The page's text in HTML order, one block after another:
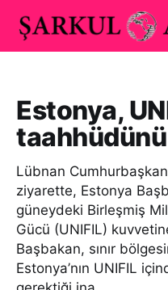
Estonya,
Lübnan
ziyarette, Estonya
güneydeki Birleşmiş
Gücü (UNIFIL)
Başbakan, sınır
Estonya’nın UNIFIL